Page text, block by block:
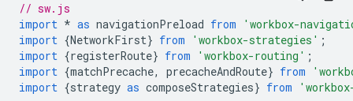
// sw.js
import * as navigationPreload from
'workbox-
import {NetworkFirst} from 'workbox-strategies' ;
import {registerRoute} from 'workbox-routing' ;
import {matchPrecache, precacheAndRoute} from
import {strategy as composeStrategies} from